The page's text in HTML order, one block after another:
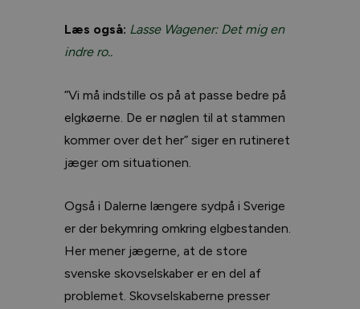
Læs også: Lasse Wagener: Det mig en
indre ro..
”Vi må indstille os på at passe bedre på
elgkøerne. De er nøglen til at stammen
kommer over det her” siger en rutineret
jæger om situationen.
Også i Dalerne længere sydpå i Sverige
er der bekymring omkring elgbestanden.
Her mener jægerne, at de store
svenske skovselskaber er en del af
problemet. Skovselskaberne presser